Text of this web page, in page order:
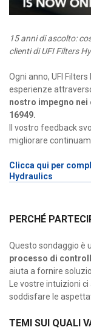
15 anni di ascolto:
clienti di UFI Filters
Ogni anno, UFI
esperienze
nostro impegno nei
16949.
Il vostro feedback
migliorare
Clicca qui per
Hydraulics
PERCHÉ
Questo sondaggio è
processo di
aiuta a fornire
Le vostre intuizioni
soddisfare le
TEMI SUI QUALI